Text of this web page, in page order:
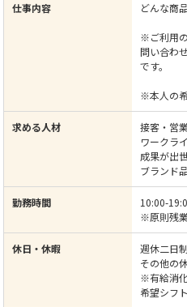
仕事内容 どんな商
※ご利用
問い合わ
です。
※本人の
求める人材
接客・営
ワークラ
成果が出
ブランド
勤務時間
10:00-
※原則残
休日・休暇
週休二日
その他の
※有給消
希望シフ